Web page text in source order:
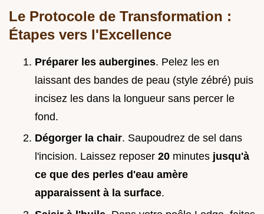
Le Protocole de Transformation :
Étapes vers l'Excellence
Préparer les aubergines. Pelez les en
laissant des bandes de peau (style zébré) puis
incisez les dans la longueur sans percer le
fond.
Dégorger la chair. Saupoudrez de sel dans
l'incision. Laissez reposer 20 minutes jusqu'à
ce que des perles d'eau amère
apparaissent à la surface.